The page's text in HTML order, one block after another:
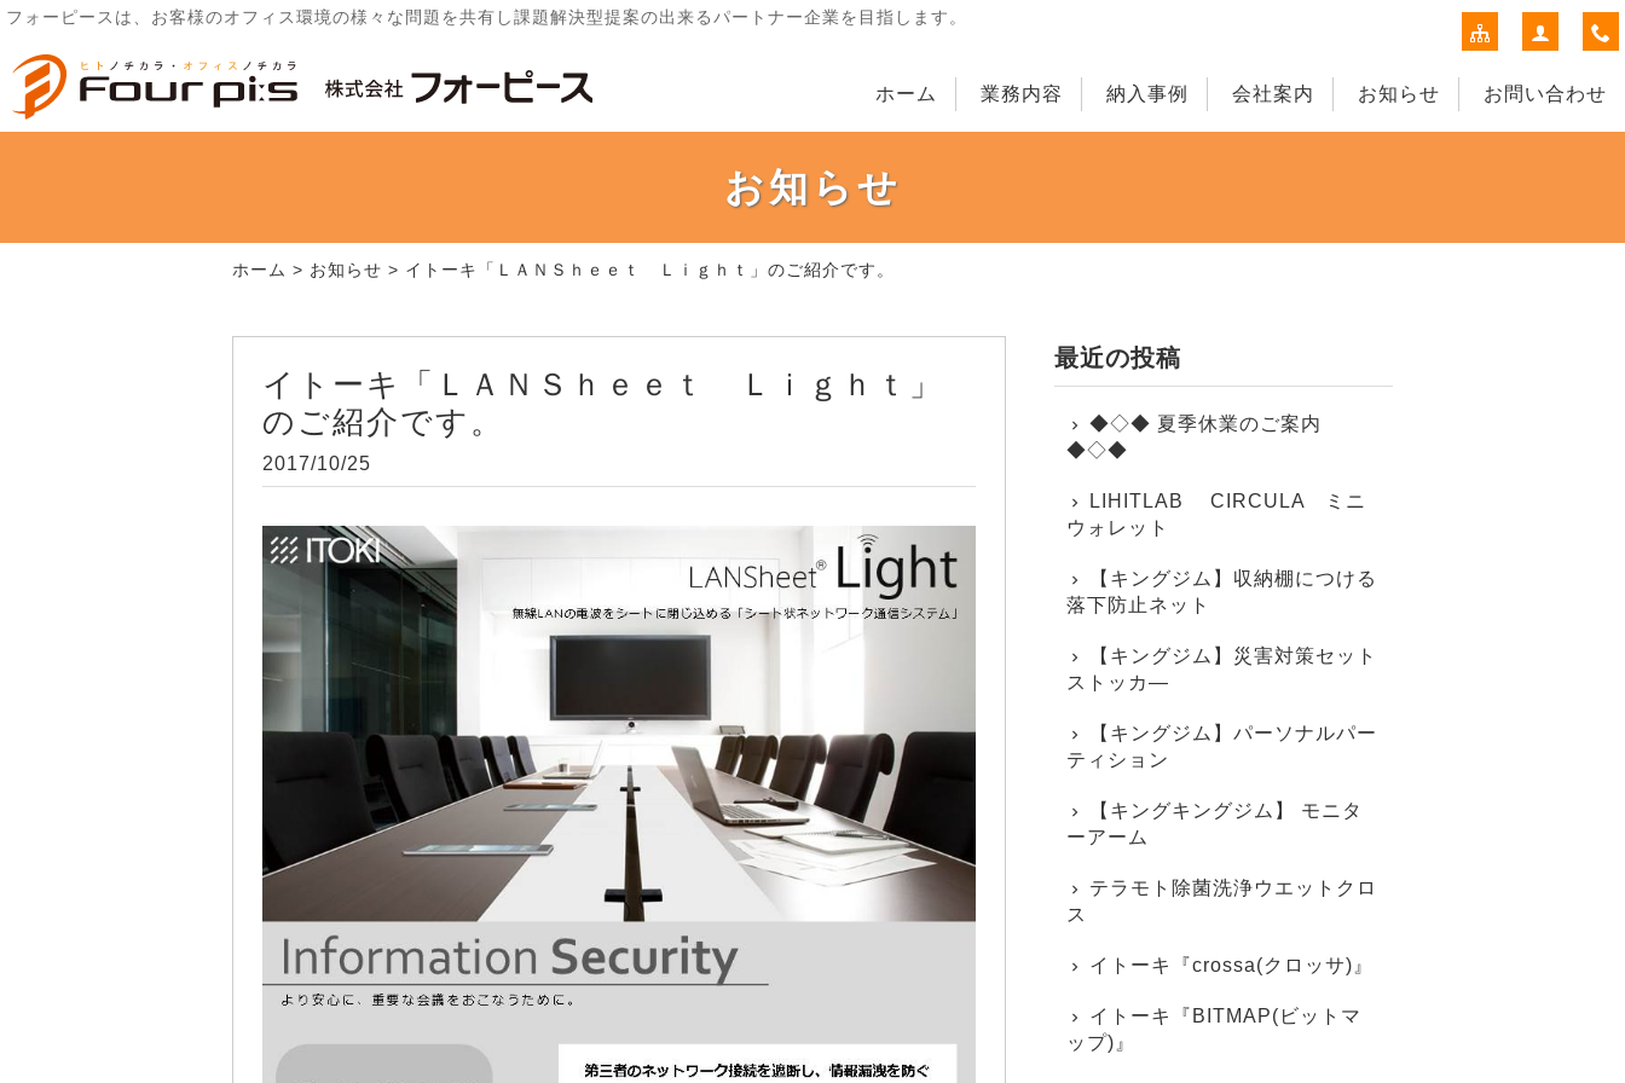
フォーピースは、お客様のオフィス環境の様々な問題を共有し課題解決型提案の出来るパートナー企業を目指します。
ホーム 業務内容 納入事例 会社案内 お知らせ お問い合わせ
お知らせ
ホーム > お知らせ > イトーキ「ＬＡＮＳｈｅｅｔ Ｌｉｇｈｔ」のご紹介です。
イトーキ「ＬＡＮＳｈｅｅｔ Ｌｉｇｈｔ」
のご紹介です。
2017/10/25
最近の投稿
◆◇◆ 夏季休業のご案内
◆◇◆
LIHITLAB CIRCULA ミニ
ウォレット
【キングジム】収納棚につける
落下防止ネット
【キングジム】災害対策セット
ストッカ―
【キングジム】パーソナルパー
ティション
【キングキングジム】 モニタ
ーアーム
テラモト除菌洗浄ウエットクロ
ス
イトーキ『crossa(クロッサ)』
イトーキ『BITMAP(ビットマ
ップ)』